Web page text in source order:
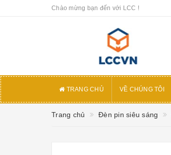
Chào mừng bạn đến với LCC !
TRANG CHỦ VỀ CHÚNG TÔI
Trang chủ Đèn pin siêu sáng